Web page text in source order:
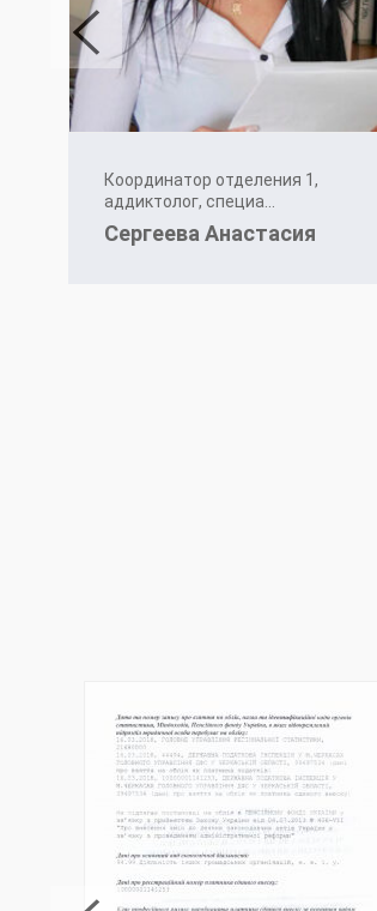
Координатор отделения 1,
аддиктолог, специа...
Сергеева Анастасия